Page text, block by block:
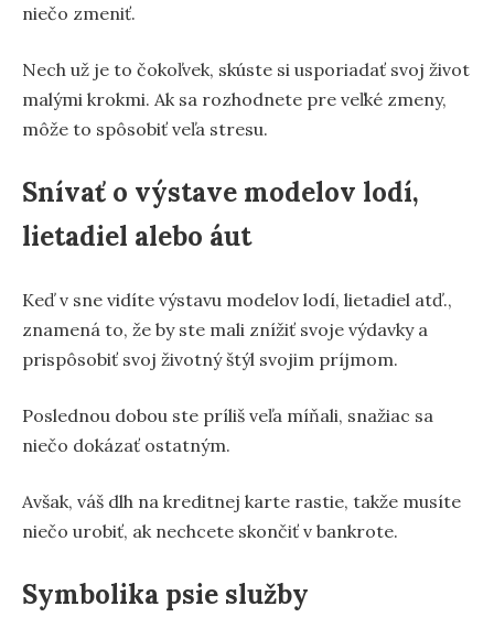
niečo zmeniť.
Nech už je to čokoľvek, skúste si usporiadať svoj život
malými krokmi. Ak sa rozhodnete pre veľké zmeny,
môže to spôsobiť veľa stresu.
Snívať o výstave modelov lodí,
lietadiel alebo áut
Keď v sne vidíte výstavu modelov lodí, lietadiel atď.,
znamená to, že by ste mali znížiť svoje výdavky a
prispôsobiť svoj životný štýl svojim príjmom.
Poslednou dobou ste príliš veľa míňali, snažiac sa
niečo dokázať ostatným.
Avšak, váš dlh na kreditnej karte rastie, takže musíte
niečo urobiť, ak nechcete skončiť v bankrote.
Symbolika psie služby